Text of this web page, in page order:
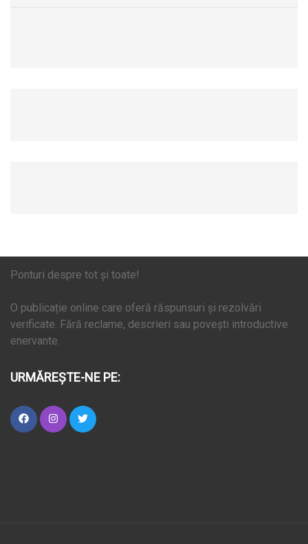
Ponturi despre tot și toate!
O publicație online care oferă răspunsuri și rezolvări
verificate. Fără reclame, descrieri sau povești introductive
enervante.
URMĂREȘTE-NE PE: